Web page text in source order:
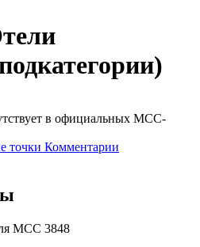
в официальных MCC-
точки Комментарии
MCC 3848